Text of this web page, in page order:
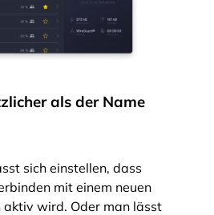
als der Name
sich einstellen, dass
mit einem neuen
wird. Oder man lässt